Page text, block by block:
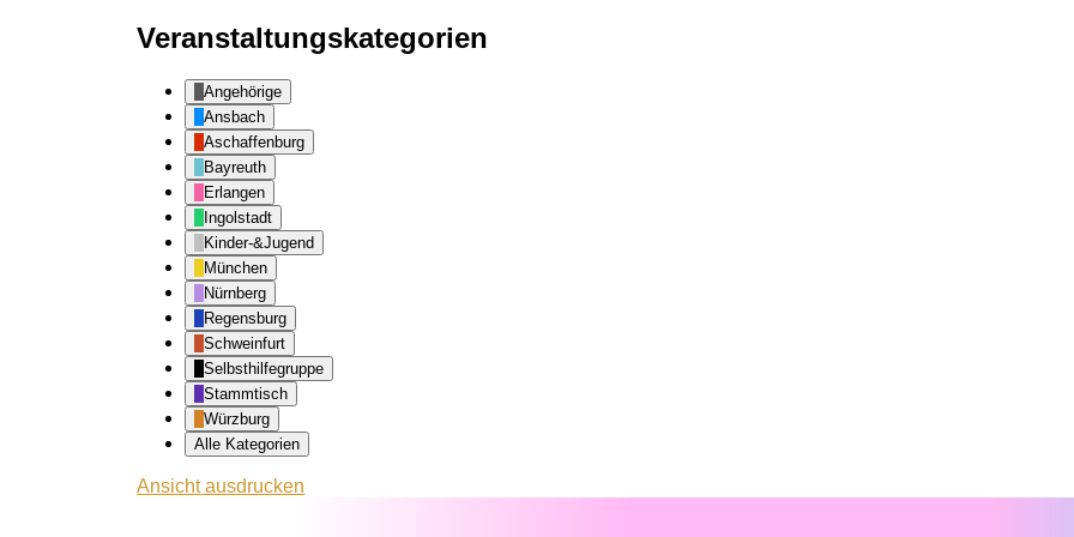
Veranstaltungskategorien
Angehörige
Ansbach
Aschaffenburg
Bayreuth
Erlangen
Ingolstadt
Kinder-&Jugend
München
Nürnberg
Regensburg
Schweinfurt
Selbsthilfegruppe
Stammtisch
Würzburg
Alle Kategorien
Ansichtausdrucken